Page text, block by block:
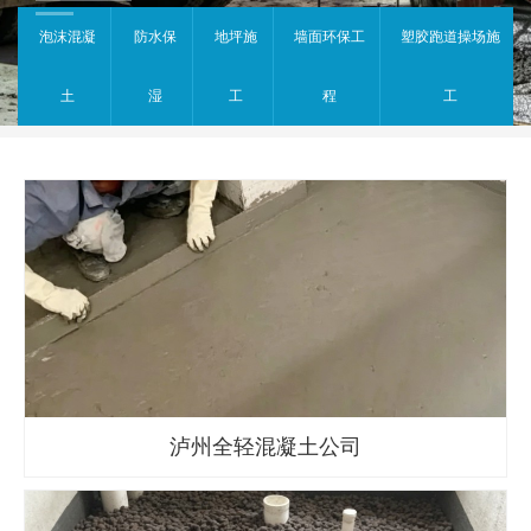
泡沫混凝
土
防水保
湿
地坪施
工
墙面环保工
程
塑胶跑道操场施
工
泸州全轻混凝土公司